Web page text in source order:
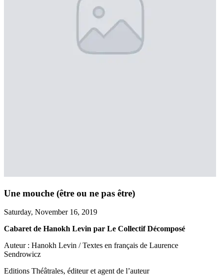
Une mouche (être ou ne pas être)
Saturday, November 16, 2019
Cabaret de Hanokh Levin par Le Collectif Décomposé
Auteur : Hanokh Levin / Textes en français de Laurence
Sendrowicz
Editions Théâtrales, éditeur et agent de l’auteur